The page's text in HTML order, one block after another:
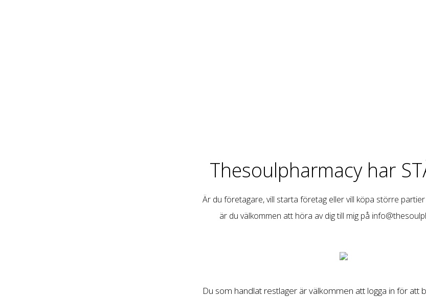
Thesoulpharmacy har
Är du företagare, vill starta företag eller vill köpa större
är du välkommen att höra av dig till mig på
Du som handlat restlager är välkommen att logga in för att